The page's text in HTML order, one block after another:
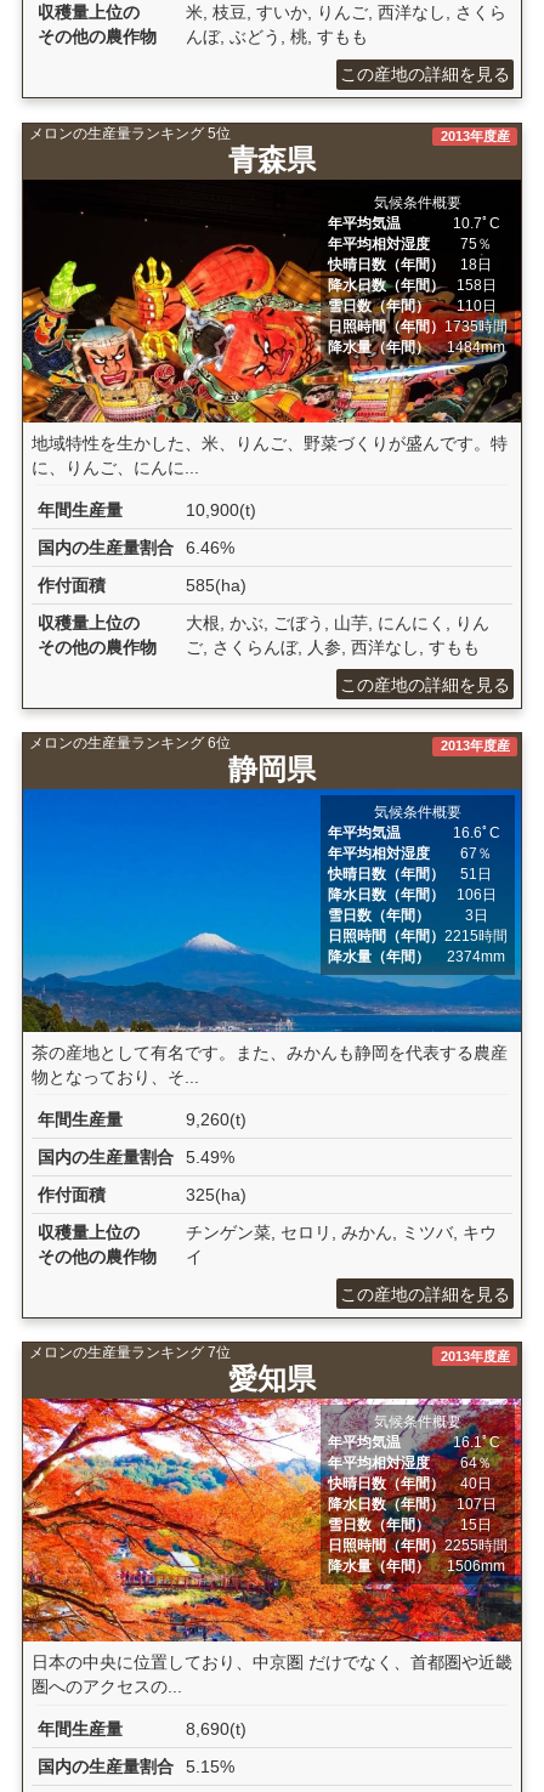
収穫量上位の
その他の農作物
米, 枝豆, すいか, りんご, 西洋なし, さくら
んぼ, ぶどう, 桃, すもも
この産地の詳細を見る
メロンの生産量ランキング 5位
青森県
2013年度産
気候条件概要
年平均気温
10.7ﾟC
年平均相対湿度
75％
快晴日数（年間）
18日
降水日数（年間）
158日
雪日数（年間）
110日
日照時間（年間） 1735時間
降水量（年間）
1484mm
地域特性を生かした、米、りんご、野菜づくりが盛んです。特
に、りんご、にんに...
年間生産量
10,900(t)
国内の生産量割合
6.46%
作付面積
585(ha)
収穫量上位の
その他の農作物
大根, かぶ, ごぼう, 山芋, にんにく, りん
ご, さくらんぼ, 人参, 西洋なし, すもも
この産地の詳細を見る
メロンの生産量ランキング 6位
静岡県
2013年度産
気候条件概要
年平均気温
16.6ﾟC
年平均相対湿度
67％
快晴日数（年間）
51日
降水日数（年間）
106日
雪日数（年間）
3日
日照時間（年間）2215時間
降水量（年間）
2374mm
茶の産地として有名です。また、みかんも静岡を代表する農産
物となっており、そ...
年間生産量
9,260(t)
国内の生産量割合
5.49%
作付面積
325(ha)
収穫量上位の
その他の農作物
チンゲン菜, セロリ, みかん, ミツバ, キウ
イ
この産地の詳細を見る
メロンの生産量ランキング 7位
愛知県
2013年度産
気候条件概要
年平均気温
16.1ﾟC
年平均相対湿度
64％
快晴日数（年間）
40日
降水日数（年間）
107日
雪日数（年間）
15日
日照時間（年間）2255時間
降水量（年間）
1506mm
日本の中央に位置しており、中京圏 だけでなく、首都圏や近畿
圏へのアクセスの...
年間生産量
8,690(t)
国内の生産量割合
5.15%